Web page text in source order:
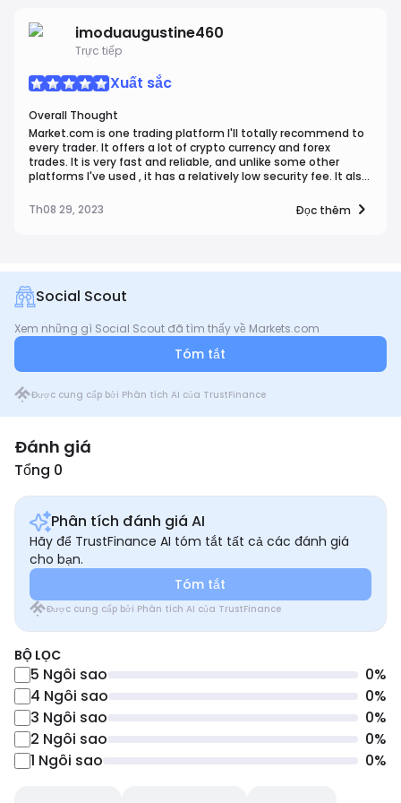
trading environment.
imoduaugustine460
Trực tiếp
Xuất sắc
Overall Thought
Market.com is one trading platform I'll totally recommend to
every trader. It offers a lot of crypto currency and forex
trades. It is very fast and reliable, and unlike some other
platforms I've used , it has a relatively low security fee. It also
recommending this to fellow traders.
Th08 29, 2023 Đọc thêm
Social Scout
Xem những gì Social Scout đã tìm thấy về Markets.com
Tóm tắt
Được cung cấp bởi Phân tích AI của TrustFinance
Đánh giá
Tổng 0
Phân tích đánh giá AI
Hãy để TrustFinance AI tóm tắt tất cả các đánh giá
cho bạn.
Tóm tắt
Được cung cấp bởi Phân tích AI của TrustFinance
BỘ LỌC
5 Ngôi sao 0%
4 Ngôi sao 0%
3 Ngôi sao 0%
2 Ngôi sao 0%
1 Ngôi sao 0%